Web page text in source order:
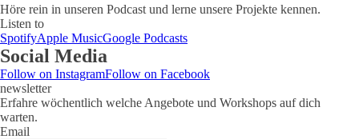
Höre rein in unseren Podcast und lerne unsere Projekte kennen.
Listen to
SpotifyApple MusicGoogle Podcasts
Social Media
Follow on InstagramFollow on Facebook
newsletter
Erfahre wöchentlich welche Angebote und Workshops auf dich
warten.
Email